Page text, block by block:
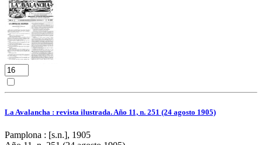
La Avalancha : revista ilustrada. Año 11, n. 251 (24 agosto 1905)
Pamplona : [s.n.], 1905